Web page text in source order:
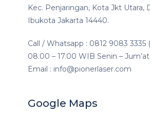
Kec. Penjaringan, Kota Jkt Utara,
Ibukota Jakarta 14440.
Call / Whatsapp : 0812 9083 3335
08.00 – 17.00 WIB Senin – Jum’at
Email : info@pionerlaser.com
Google Maps